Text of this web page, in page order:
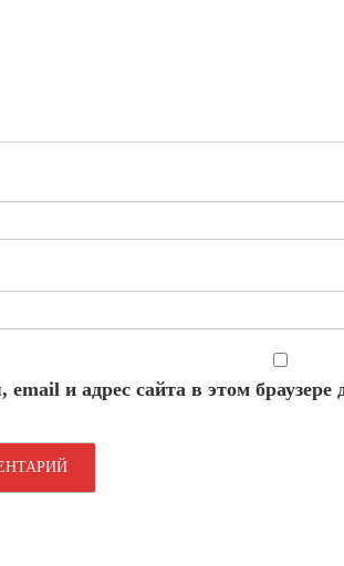
и адрес сайта в этом